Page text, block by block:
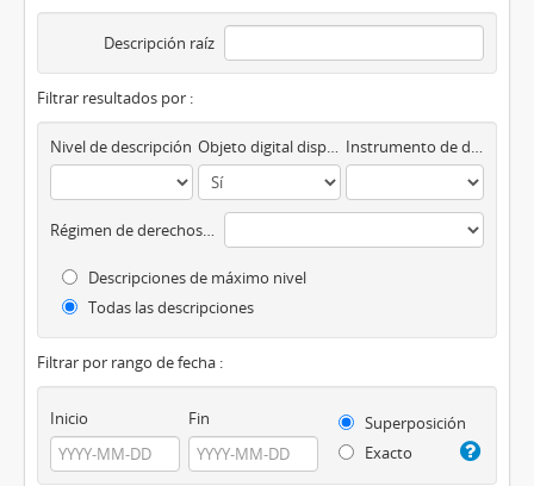
Descripción raíz
Filtrar resultados por :
Nivel de descripción Objeto digital disponibles Instrumento de descripción
Régimen de derechos de autor
Descripciones de máximo nivel
Todas las descripciones
Filtrar por rango de fecha :
Inicio Fin
Superposición
Exacto